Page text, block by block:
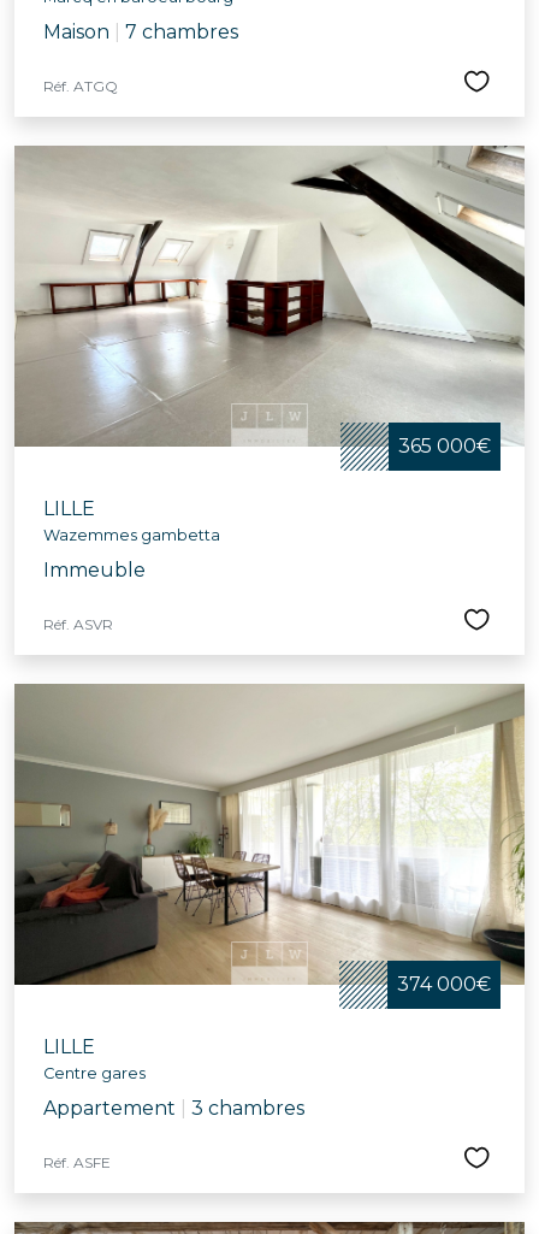
Maison 7 chambres
Réf. ATGQ
365 000€
LILLE
Wazemmes gambetta
Immeuble
Réf. ASVR
374 000€
LILLE
Centre gares
Appartement 3 chambres
Réf. ASFE